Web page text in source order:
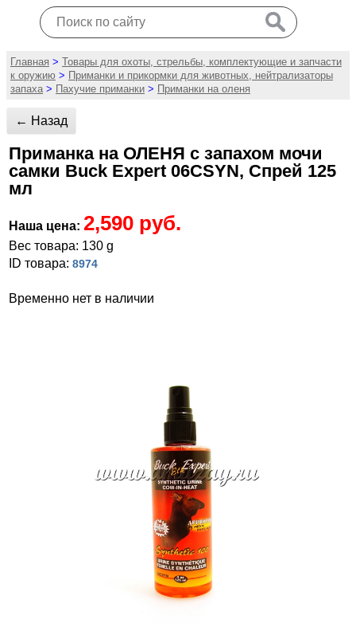
Главная > Товары для охоты, стрельбы, комплектующие и запчасти
к оружию > Приманки и прикормки для животных, нейтрализаторы
запаха > Пахучие приманки > Приманки на оленя
← Назад
Приманка на ОЛЕНЯ с запахом мочи
самки Buck Expert 06CSYN, Спрей 125
мл
Наша цена: 2,590 руб.
Вес товара: 130 g
ID товара: 8974
Временно нет в наличии